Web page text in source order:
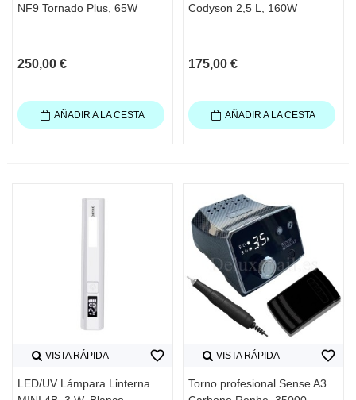
NF9 Tornado Plus, 65W
250,00 €
AÑADIR A LA CESTA
Codyson 2,5 L, 160W
175,00 €
AÑADIR A LA CESTA
VISTA RÁPIDA
LED/UV Lámpara Linterna
favorite_border VISTA RÁPIDA
Torno profesional Sense A3
favorite_border